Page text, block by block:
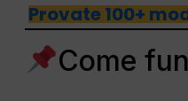
Provate 100+
Come